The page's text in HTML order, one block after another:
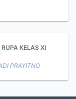
KELAS XI
PRAYITNO